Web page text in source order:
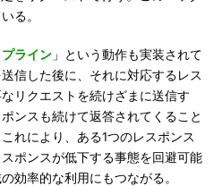
る。
ライン 」という動作も実装されて
信した後に、それに対応するレス
リクエストを続けざまに送信す
ンスも続けて返答されてくること
れにより、ある1つのレスポンス
ポンスが低下する事態を回避可能
効率的な利用にもつながる。